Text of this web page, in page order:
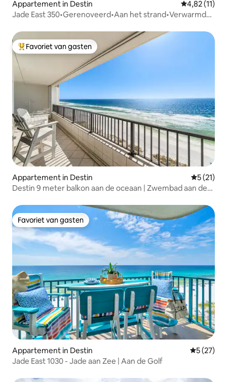
Appartement in Destin Gemiddelde
4,82 (11)
Jade East 350•Gerenoveerd•Aan het strand•Verwarmd
Topfavoriet van gasten
Favoriet van gasten
Appartement in Destin
5 (21)
Destin 9 meter balkon aan de oceaan | Zwembad aan de
Favoriet van gasten
Favoriet van gasten
Appartement in Destin
5 (27)
Jade East 1030 - Jade aan Zee | Aan de Golf